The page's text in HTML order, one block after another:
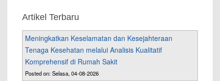
Artikel Terbaru
Meningkatkan Keselamatan dan Kesejahteraan
Tenaga Kesehatan melalui Analisis Kualitatif
Komprehensif di Rumah Sakit
Posted on: Selasa, 04-08-2026